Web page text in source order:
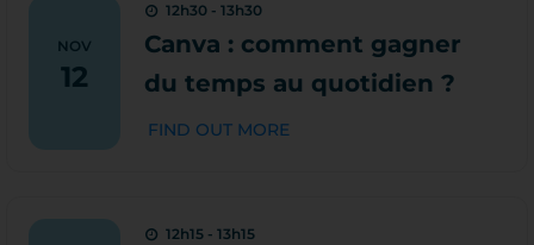
NOV
12
12h30 - 13h30
Canva : comment gagner
du temps au quotidien ?
FIND OUT MORE
12h15 - 13h15